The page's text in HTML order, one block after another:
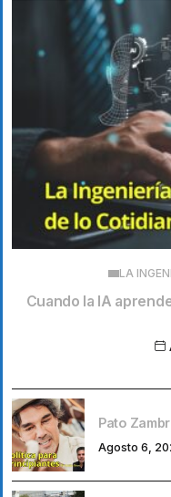
LA
Cuando la IA
Pato
Agosto 6,